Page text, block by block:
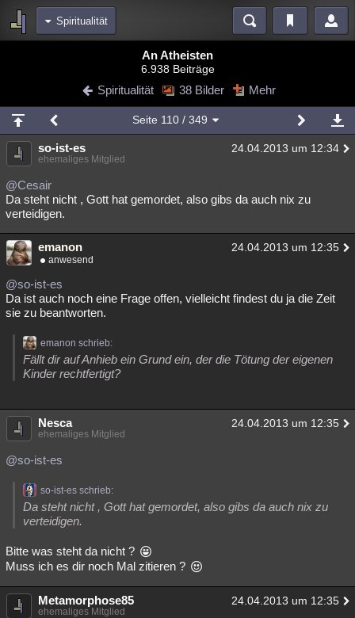
Spiritualität
Blogs Videos
Chat Wiki Neuigkeiten
meine Rubriken
Menschen Mystery Kriminalfälle
Spiritualität
Natur Umfragen
weitere Rubriken
Philosophie Träume
Astronomie Helpdesk Gruppen Gaming Filme
Übersichten
Besucht Teilgenommen
An Atheisten
6.938 Beiträge
Spiritualität 38 Bilder Mehr
Seite 110 / 349
so-ist-es 24.04.2013 um 12:34
ehemaliges Mitglied
@Cesair
Da steht nicht , Gott hat gemordet, also gibs da auch nix zu
verteidigen.
emanon 24.04.2013 um 12:35
anwesend
@so-ist-es
Da ist auch noch eine Frage offen, vielleicht findest du ja die Zeit
sie zu beantworten.
emanon schrieb:
Fällt dir auf Anhieb ein Grund ein, der die Tötung der eigenen
Kinder rechtfertigt?
Nesca 24.04.2013 um 12:35
ehemaliges Mitglied
@so-ist-es
so-ist-es schrieb:
Da steht nicht , Gott hat gemordet, also gibs da auch nix zu
verteidigen.
Bitte was steht da nicht ?
Muss ich es dir noch Mal zitieren ?
Metamorphose85 24.04.2013 um 12:35
ehemaliges Mitglied